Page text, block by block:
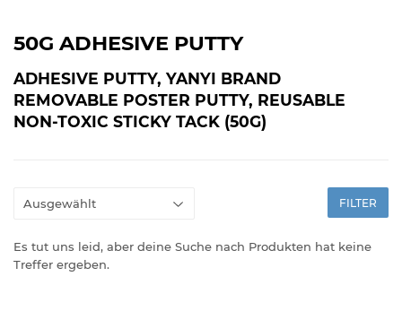
50G ADHESIVE PUTTY
ADHESIVE PUTTY, YANYI BRAND
REMOVABLE POSTER PUTTY, REUSABLE
NON-TOXIC STICKY TACK (50G)
FILTER
Es tut uns leid, aber deine Suche nach Produkten hat keine
Treffer ergeben.